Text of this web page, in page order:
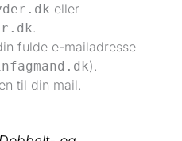
eller
.
fulde e-mailadresse
).
til din mail.